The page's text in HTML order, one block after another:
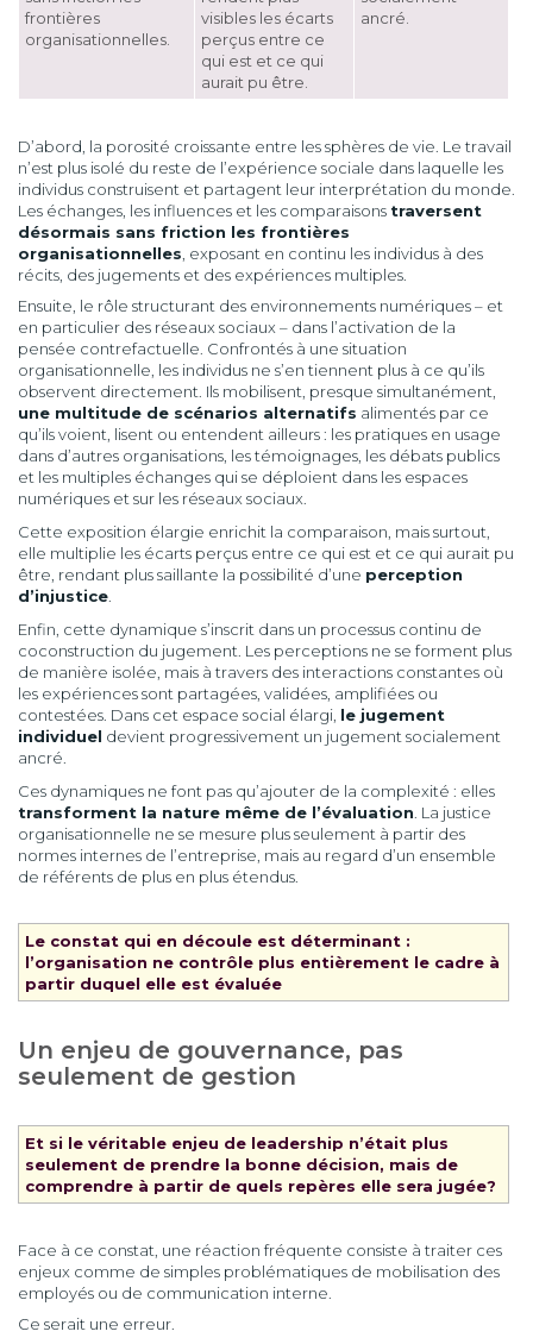
frontières
organisationnelles.
visibles les écarts
perçus entre ce
qui est et ce qui
aurait pu être.
ancré.
D’abord, la porosité croissante entre les sphères de vie. Le travail
n’est plus isolé du reste de l’expérience sociale dans laquelle les
individus construisent et partagent leur interprétation du monde.
Les échanges, les influences et les comparaisons traversent
désormais sans friction les frontières
organisationnelles, exposant en continu les individus à des
récits, des jugements et des expériences multiples.
Ensuite, le rôle structurant des environnements numériques – et
en particulier des réseaux sociaux – dans l’activation de la
pensée contrefactuelle. Confrontés à une situation
organisationnelle, les individus ne s’en tiennent plus à ce qu’ils
observent directement. Ils mobilisent, presque simultanément,
une multitude de scénarios alternatifs alimentés par ce
qu’ils voient, lisent ou entendent ailleurs : les pratiques en usage
dans d’autres organisations, les témoignages, les débats publics
et les multiples échanges qui se déploient dans les espaces
numériques et sur les réseaux sociaux.
Cette exposition élargie enrichit la comparaison, mais surtout,
elle multiplie les écarts perçus entre ce qui est et ce qui aurait pu
être, rendant plus saillante la possibilité d’une perception
d’injustice.
Enfin, cette dynamique s’inscrit dans un processus continu de
coconstruction du jugement. Les perceptions ne se forment plus
de manière isolée, mais à travers des interactions constantes où
les expériences sont partagées, validées, amplifiées ou
contestées. Dans cet espace social élargi, le jugement
individuel devient progressivement un jugement socialement
ancré.
Ces dynamiques ne font pas qu’ajouter de la complexité : elles
transforment la nature même de l’évaluation. La justice
organisationnelle ne se mesure plus seulement à partir des
normes internes de l’entreprise, mais au regard d’un ensemble
de référents de plus en plus étendus.
Le constat qui en découle est déterminant :
l’organisation ne contrôle plus entièrement le cadre à
partir duquel elle est évaluée
Un enjeu de gouvernance, pas
seulement de gestion
Et si le véritable enjeu de leadership n’était plus
seulement de prendre la bonne décision, mais de
comprendre à partir de quels repères elle sera jugée?
Face à ce constat, une réaction fréquente consiste à traiter ces
enjeux comme de simples problématiques de mobilisation des
employés ou de communication interne.
Ce serait une erreur.